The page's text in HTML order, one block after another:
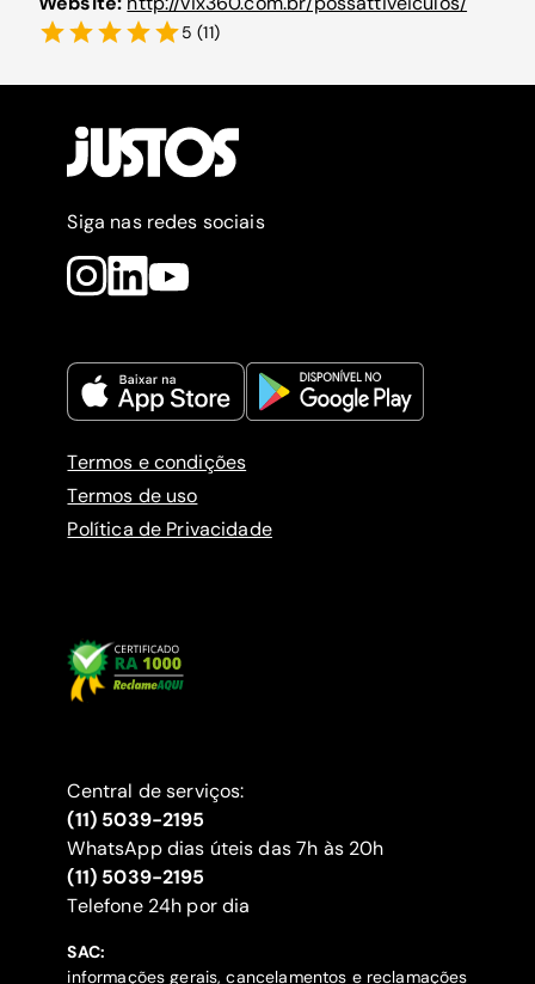
5 (11)
Siga nas redes sociais
Termos e condições
Termos de uso
Política de Privacidade
Central de serviços:
(11) 5039-2195
WhatsApp dias úteis das 7h às 20h
(11) 5039-2195
‍Telefone 24h por dia
SAC:
informações gerais, cancelamentos e reclamações